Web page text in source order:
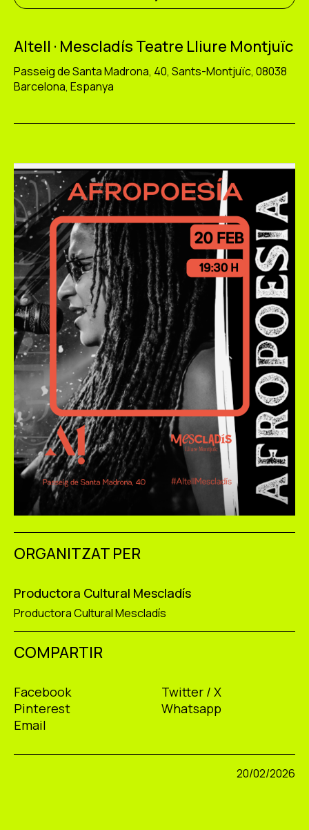
Altell · Mescladís Teatre Lliure Montjuïc
Passeig de Santa Madrona, 40, Sants-Montjuïc, 08038
Barcelona, Espanya
ORGANITZAT PER
Productora Cultural Mescladís
Productora Cultural Mescladís
COMPARTIR
Facebook
Twitter / X
Pinterest
Whatsapp
Email
20/02/2026